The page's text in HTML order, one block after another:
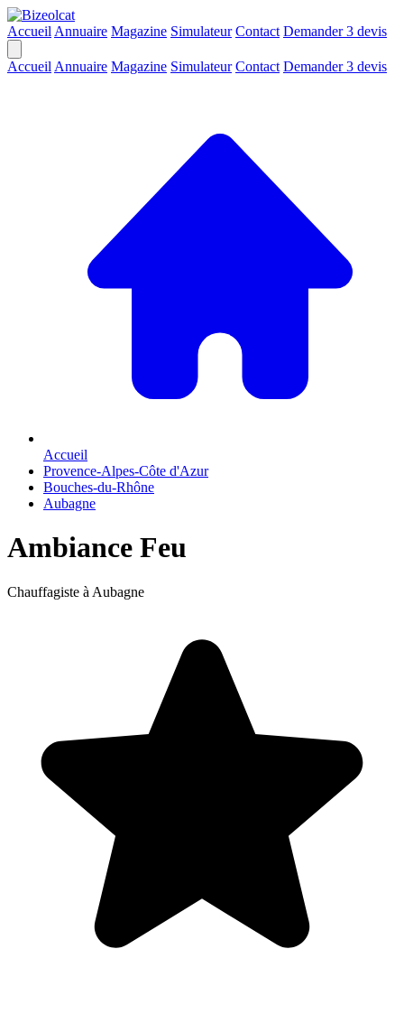
Accueil Annuaire Magazine Simulateur Contact Demander 3 devis
Accueil Annuaire Magazine Simulateur Contact Demander 3 devis
Accueil
Provence-Alpes-Côte d'Azur
Bouches-du-Rhône
Aubagne
Ambiance Feu
Chauffagiste à Aubagne